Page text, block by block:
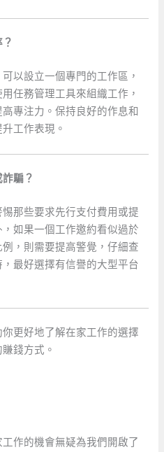
以設立一個專門的工作區，
任務管理工具來組織工作，
專注力。保持良好的作息和
工作表現。
騙？
那些要求先行支付費用或提
如果一個工作邀約看似過於
，則需要提高警覺，仔細查
最好選擇有信譽的大型平台
更好地了解在家工作的選擇
錢方式。
作的機會無疑為我們開啟了